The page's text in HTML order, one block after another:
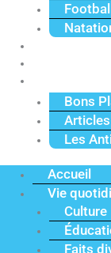
Football
Bons
Les
Accueil
Vie
Culture
Faits